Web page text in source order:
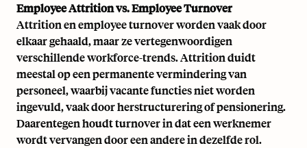
Employee Attrition vs. Employee Turnover
Attrition enemployee turnoverworden vaak door
elkaar gehaald, maar ze vertegenwoordigen
verschillende workforce-trends. Attrition duidt
meestal op een permanente vermindering van
personeel, waarbij vacante functies niet worden
ingevuld, vaak door herstructurering of pensionering.
Daarentegen houdt turnover in dat een werknemer
wordt vervangen door een andere in dezelfde rol.